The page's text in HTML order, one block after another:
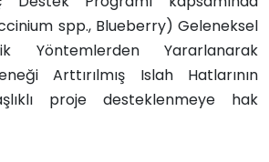
spp., Blueberry) Geleneksel
Yöntemlerden Yararlanarak
Arttırılmış Islah Hatlarının
proje desteklenmeye hak